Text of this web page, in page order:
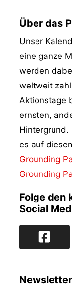
Über das
Unser
eine ganze
werden
weltweit
Aktionstage
ernsten,
Hintergrund.
es auf
Grounding
Grounding
Folge den
Social
Newsletter